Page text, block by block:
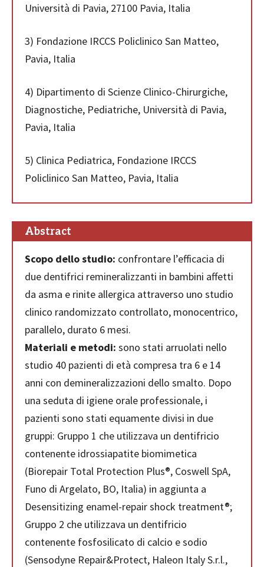
Università di Pavia, 27100 Pavia, Italia
3) Fondazione IRCCS Policlinico San Matteo,
Pavia, Italia
4) Dipartimento di Scienze Clinico-Chirurgiche,
Diagnostiche, Pediatriche, Università di Pavia,
Pavia, Italia
5) Clinica Pediatrica, Fondazione IRCCS
Policlinico San Matteo, Pavia, Italia
Abstract
Scopo dello studio: confrontare l’efficacia di
due dentifrici remineralizzanti in bambini affetti
da asma e rinite allergica attraverso uno studio
clinico randomizzato controllato, monocentrico,
parallelo, durato 6 mesi.
Materiali e metodi: sono stati arruolati nello
studio 40 pazienti di età compresa tra 6 e 14
anni con demineralizzazioni dello smalto. Dopo
una seduta di igiene orale professionale, i
pazienti sono stati equamente divisi in due
gruppi: Gruppo 1 che utilizzava un dentifricio
contenente idrossiapatite biomimetica
(Biorepair Total Protection Plus®, Coswell SpA,
Funo di Argelato, BO, Italia) in aggiunta a
Desensitizing enamel-repair shock treatment®;
Gruppo 2 che utilizzava un dentifricio
contenente fosfosilicato di calcio e sodio
(Sensodyne Repair&Protect, Haleon Italy S.r.l.,